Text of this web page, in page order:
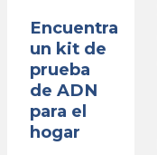
Encuentra
un kit de
prueba
de ADN
para el
hogar